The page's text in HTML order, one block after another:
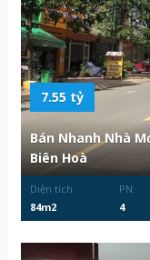
7.55 tỷ
Bán Nhanh Nhà
Biên Hoà
Diện tích:
84m2
PN:
4